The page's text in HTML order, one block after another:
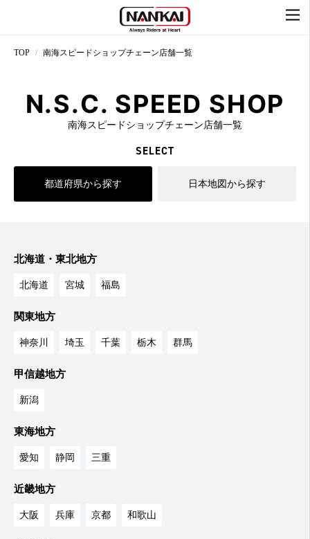
TOP 南海スピードショップチェーン店舗一覧
N.S.C. SPEED SHOP
南海スピードショップチェーン店舗一覧
SELECT
都道府県から探す 日本地図から探す
北海道・東北地方
北海道 宮城 福島
関東地方
神奈川 埼玉 千葉 栃木 群馬
甲信越地方
新潟
東海地方
愛知 静岡 三重
近畿地方
大阪 兵庫 京都 和歌山